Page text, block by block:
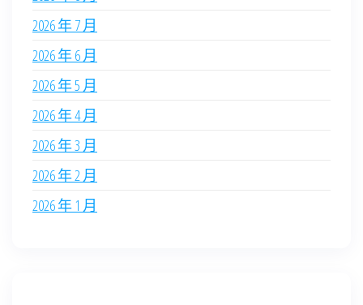
2026 年 7 月
2026 年 6 月
2026 年 5 月
2026 年 4 月
2026 年 3 月
2026 年 2 月
2026 年 1 月